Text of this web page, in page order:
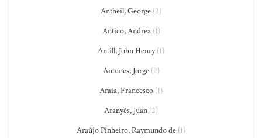
Antheil, George (2)
Antico, Andrea(1)
Antill, John Henry(1)
Antunes, Jorge(2)
Araia, Francesco (1)
Aranyés, Juan (2)
Araújo Pinheiro, Raymundo de (1)